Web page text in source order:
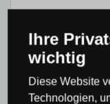
Ihre
wichtig
Diese Website
Technologien,